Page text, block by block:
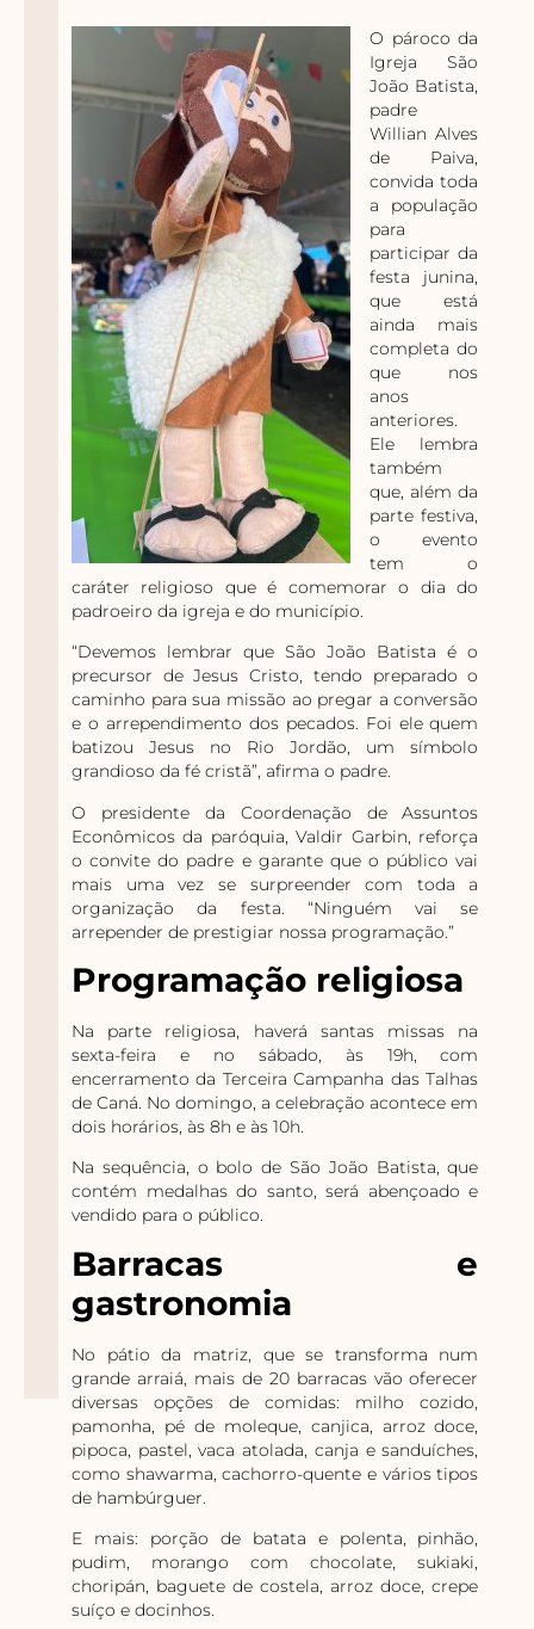
O pároco da
Igreja São
João Batista,
padre
Willian Alves
de Paiva,
convida toda
a população
para
participar da
festa junina,
que está
ainda mais
completa do
que nos
anos
anteriores.
Ele lembra
também
que, além da
parte festiva,
o evento
tem o
caráter religioso que é comemorar o dia do
padroeiro da igreja e do município.
“Devemos lembrar que São João Batista é o
precursor de Jesus Cristo, tendo preparado o
caminho para sua missão ao pregar a conversão
e o arrependimento dos pecados. Foi ele quem
batizou Jesus no Rio Jordão, um símbolo
grandioso da fé cristã”, afirma o padre.
O presidente da Coordenação de Assuntos
Econômicos da paróquia, Valdir Garbin, reforça
o convite do padre e garante que o público vai
mais uma vez se surpreender com toda a
organização da festa. “Ninguém vai se
arrepender de prestigiar nossa programação.”
Programação religiosa
Na parte religiosa, haverá santas missas na
sexta-feira e no sábado, às 19h, com
encerramento da Terceira Campanha das Talhas
de Caná. No domingo, a celebração acontece em
dois horários, às 8h e às 10h.
Na sequência, o bolo de São João Batista, que
contém medalhas do santo, será abençoado e
vendido para o público.
Barracas e
gastronomia
No pátio da matriz, que se transforma num
grande arraiá, mais de 20 barracas vão oferecer
diversas opções de comidas: milho cozido,
pamonha, pé de moleque, canjica, arroz doce,
pipoca, pastel, vaca atolada, canja e sanduíches,
como shawarma, cachorro-quente e vários tipos
de hambúrguer.
E mais: porção de batata e polenta, pinhão,
pudim, morango com chocolate, sukiaki,
choripán, baguete de costela, arroz doce, crepe
suíço e docinhos.